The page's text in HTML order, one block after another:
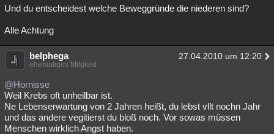
Und du entscheidest welche Beweggründe die niederen sind?
Alle Achtung
belphega 27.04.2010 um 12:20
ehemaliges Mitglied
@Hornisse
Weil Krebs oft unheilbar ist.
Ne Lebenserwartung von 2 Jahren heißt, du lebst vllt nochn Jahr
und das andere vegitierst du bloß noch. Vor sowas müssen
Menschen wirklich Angst haben.